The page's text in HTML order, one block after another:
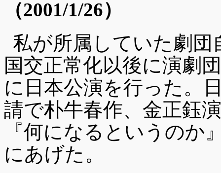
（2001/1/26）
私が所属していた劇団
国交正常化以後に演劇
に日本公演を行った。
請で朴牛春作、金正鈺
『何になるというのか
にあげた。